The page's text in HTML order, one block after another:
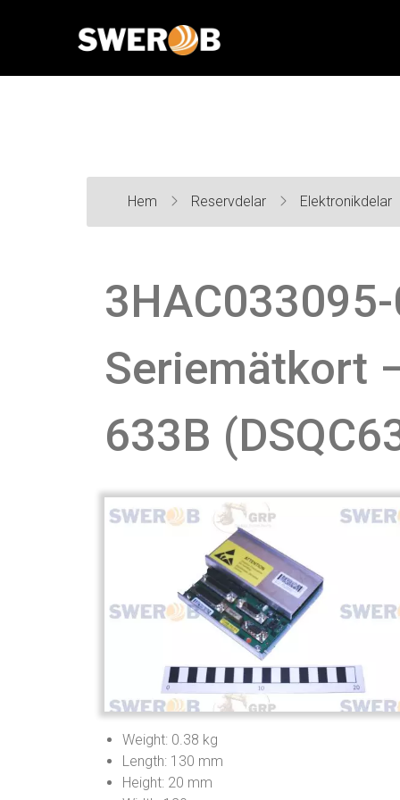
Hem Reservdelar Elektronikdelar
Seriemätkort
633B
Weight: 0.38 kg
Length: 130 mm
Height: 20 mm